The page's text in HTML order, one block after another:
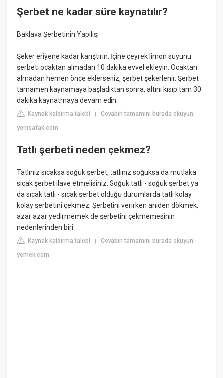
Şerbet ne kadar süre kaynatılır?
Baklava Şerbetinin Yapılışı
Şeker eriyene kadar karıştırın. İçine çeyrek limon suyunu
şerbeti ocaktan almadan 10 dakika evvel ekleyin. Ocaktan
almadan hemen önce eklerseniz, şerbet şekerlenir. Şerbet
tamamen kaynamaya başladıktan sonra, altını kısıp tam 30
dakika kaynatmaya devam edin.
Kaynak kaldırma talebi |Cevabın tamamını burada okuyun:
yenisafak.com
Tatlı şerbeti neden çekmez?
Tatlınız sıcaksa soğuk şerbet, tatlınız soğuksa da mutlaka
sıcak şerbet ilave etmelisiniz. Soğuk tatlı - soğuk şerbet ya
da sıcak tatlı - sıcak şerbet olduğu durumlarda tatlı kolay
kolay şerbetini çekmez. Şerbetini verirken aniden dökmek,
azar azar yedirmemek de şerbetini çekmemesinin
nedenlerinden biri.
Kaynak kaldırma talebi |Cevabın tamamını burada okuyun:
yemek.com